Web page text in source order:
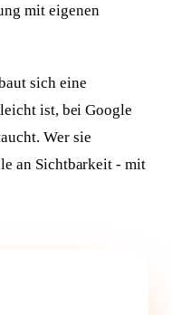
mit eigenen
sich eine
ist, bei Google
Wer sie
an Sichtbarkeit - mit